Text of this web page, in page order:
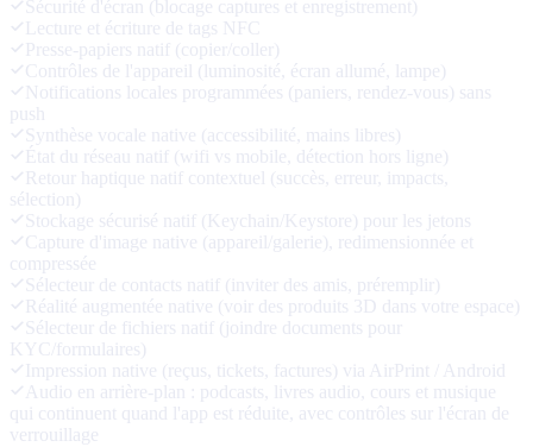
Sécurité d'écran (blocage captures et enregistrement)
Lecture et écriture de tags NFC
Presse-papiers natif (copier/coller)
Contrôles de l'appareil (luminosité, écran allumé, lampe)
Notifications locales programmées (paniers, rendez-vous) sans
push
Synthèse vocale native (accessibilité, mains libres)
État du réseau natif (wifi vs mobile, détection hors ligne)
Retour haptique natif contextuel (succès, erreur, impacts,
sélection)
Stockage sécurisé natif (Keychain/Keystore) pour les jetons
Capture d'image native (appareil/galerie), redimensionnée et
compressée
Sélecteur de contacts natif (inviter des amis, préremplir)
Réalité augmentée native (voir des produits 3D dans votre espace)
Sélecteur de fichiers natif (joindre documents pour
KYC/formulaires)
Impression native (reçus, tickets, factures) via AirPrint / Android
Audio en arrière-plan : podcasts, livres audio, cours et musique
qui continuent quand l'app est réduite, avec contrôles sur l'écran de
verrouillage